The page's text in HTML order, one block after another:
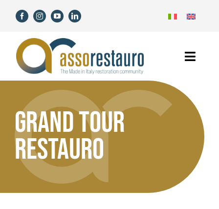
content
Assorestauro
Members
Services
GRAND TOUR
RESTAURO